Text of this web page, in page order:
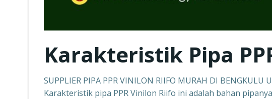
Karakteristik Pipa
SUPPLIER PIPA PPR VINILON RIIFO MURAH DI BENGKULU
Karakteristik pipa PPR Vinilon Riifo ini adalah bahan